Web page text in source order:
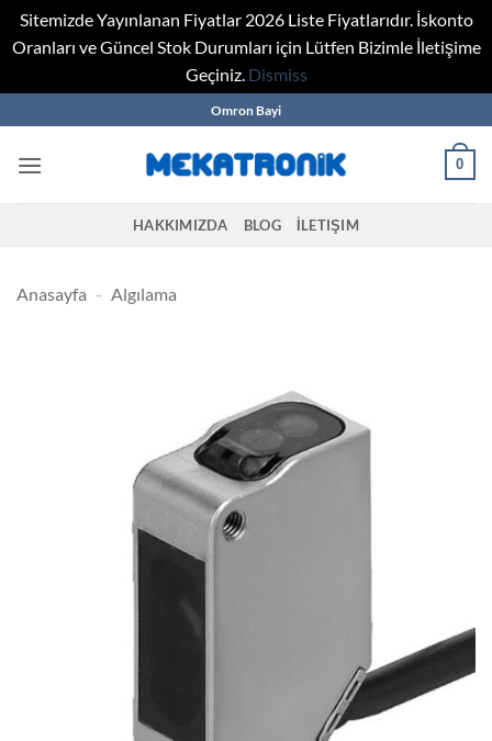
Sitemizde Yayınlanan Fiyatlar 2026 Liste Fiyatlarıdır. İskonto
Oranları ve Güncel Stok Durumları için Lütfen Bizimle İletişime
Geçiniz. Dismiss
to
content
Omron Bayi
0
HAKKIMIZDA BLOG İLETIŞIM
Anasayfa - Algılama